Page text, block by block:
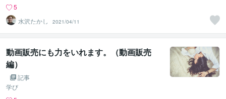
5
水沢たかし
2021/04/11
動画販売にも力をいれます。（動画販売
編）
記事
学び